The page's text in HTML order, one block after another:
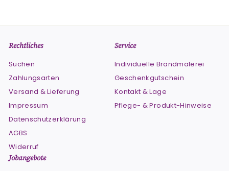
Rechtliches
Suchen
Zahlungsarten
Versand & Lieferung
Impressum
Datenschutzerklärung
AGBS
Widerruf
Service
Individuelle Brandmalerei
Geschenkgutschein
Kontakt & Lage
Pflege- & Produkt-Hinweise
Jobangebote